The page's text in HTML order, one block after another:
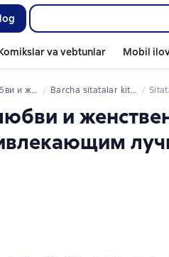
va vebtunlar Mobil
цветком, привлекающим лучших мужчин Barcha sitatalar kitoblardan
и